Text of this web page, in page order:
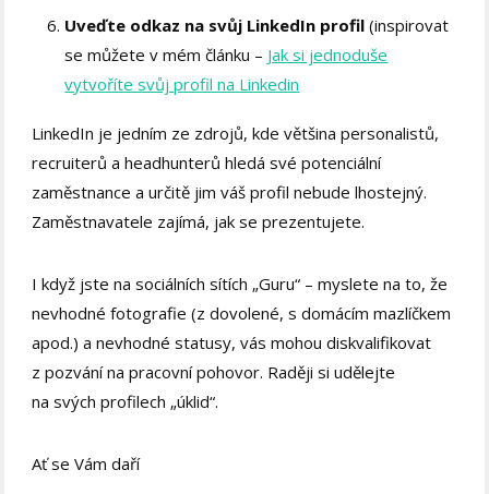
Uveďte odkaz na svůj LinkedIn profil (inspirovat
se můžete v mém článku – Jak si jednoduše
vytvoříte svůj profil na Linkedin
LinkedIn je jedním ze zdrojů, kde většina personalistů,
recruiterů a headhunterů hledá své potenciální
zaměstnance a určitě jim váš profil nebude lhostejný.
Zaměstnavatele zajímá, jak se prezentujete.
I když jste na sociálních sítích „Guru“ – myslete na to, že
nevhodné fotografie (z dovolené, s domácím mazlíčkem
apod.) a nevhodné statusy, vás mohou diskvalifikovat
z pozvání na pracovní pohovor. Raději si udělejte
na svých profilech „úklid“.
Ať se Vám daří